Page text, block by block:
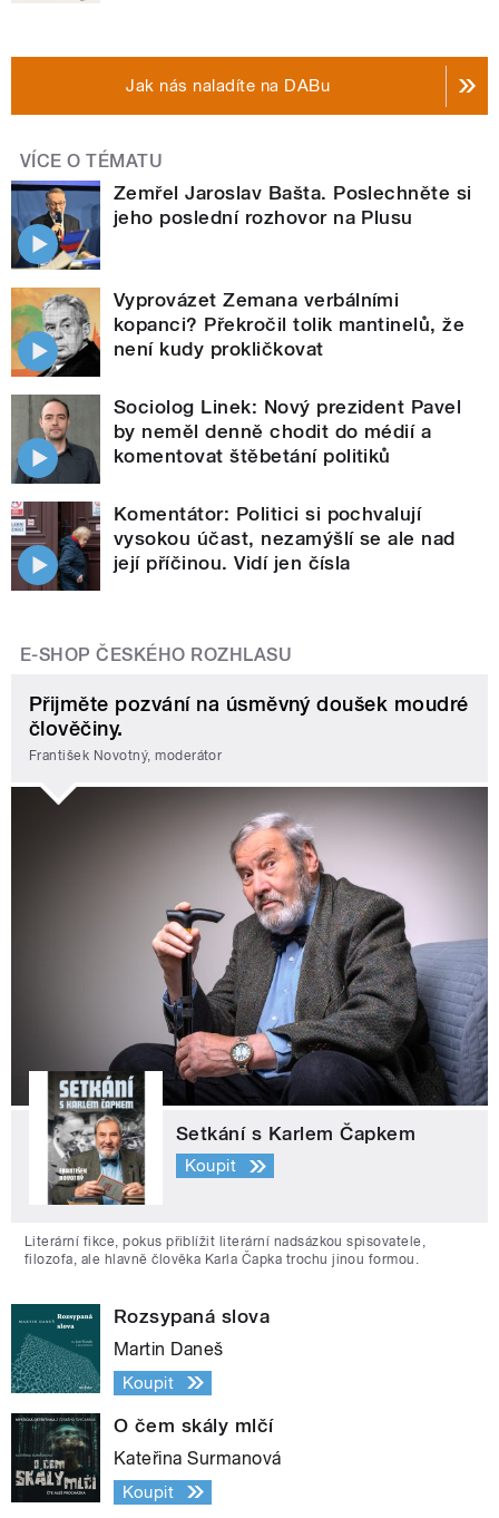
Jak nás naladíte na DABu
VÍCE O TÉMATU
Zemřel Jaroslav Bašta. Poslechněte si
jeho poslední rozhovor na Plusu
Vyprovázet Zemana verbálními
kopanci? Překročil tolik mantinelů, že
není kudy prokličkovat
Sociolog Linek: Nový prezident Pavel
by neměl denně chodit do médií a
komentovat štěbetání politiků
Komentátor: Politici si pochvalují
vysokou účast, nezamýšlí se ale nad
její příčinou. Vidí jen čísla
E-SHOP ČESKÉHO ROZHLASU
Přijměte pozvání na úsměvný doušek moudré
člověčiny.
František Novotný, moderátor
Setkání s Karlem Čapkem
Koupit
Literární fikce, pokus přiblížit literární nadsázkou spisovatele,
filozofa, ale hlavně člověka Karla Čapka trochu jinou formou.
Rozsypaná slova
Martin Daneš
Koupit
O čem skály mlčí
Kateřina Surmanová
Koupit